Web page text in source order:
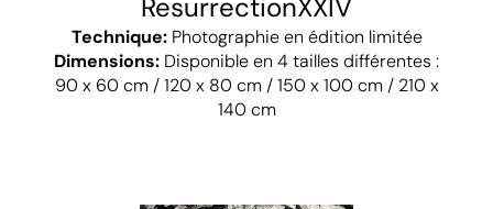
ResurrectionXXIV
Technique:Photographie en édition limitée
Dimensions: Disponible en 4 tailles différentes :
90 x 60 cm / 120 x 80 cm / 150 x 100 cm / 210 x
140 cm